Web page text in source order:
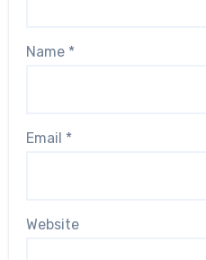
Name *
Email *
Website